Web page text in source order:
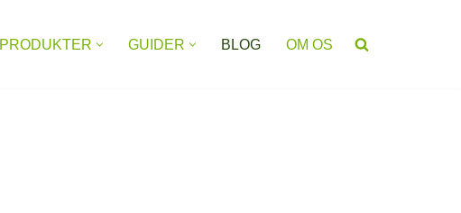
PRODUKTER GUIDER BLOG OM OS